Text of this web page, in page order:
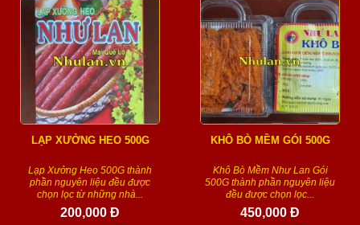
LẠP XƯỞNG HEO 500G
Lạp Xưởng Heo 500G thành
phần nguyên liệu đều được
chọn lọc từ những nhà...
200,000 Đ
KHÔ BÒ MỀM GÓI 500G
Khô Bò Mềm Như Lan Gói
500G thành phần nguyên liệu
đều được chọn lọc...
450,000 Đ